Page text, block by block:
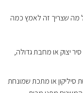
מה שצריך זה לאמץ כמה
יצוק או מחבת גדולה,
סיליקון או מתכת שמונחת